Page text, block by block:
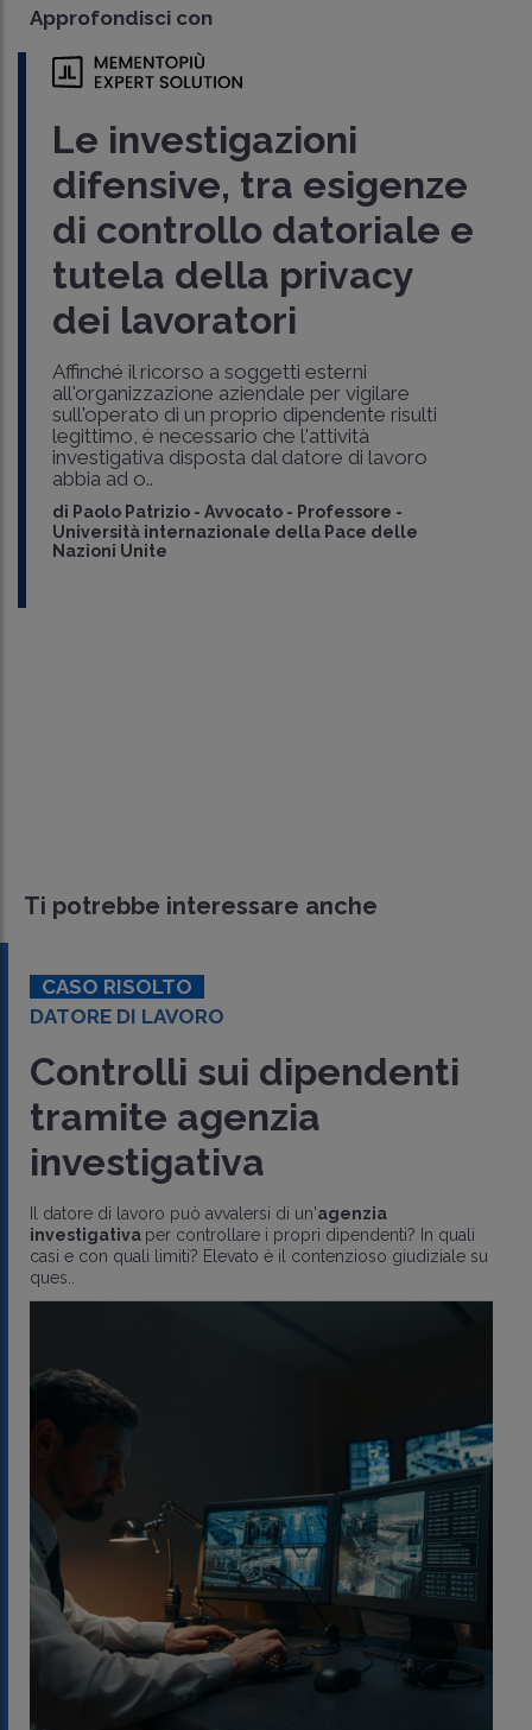
Approfondisci con
Le investigazioni
difensive, tra esigenze
di controllo datoriale e
tutela della privacy
dei lavoratori
Affinché il ricorso a soggetti esterni
all'organizzazione aziendale per vigilare
sull'operato di un proprio dipendente risulti
legittimo, è necessario che l'attività
investigativa disposta dal datore di lavoro
abbia ad o..
di Paolo Patrizio - Avvocato - Professore -
Università internazionale della Pace delle
Nazioni Unite
Ti potrebbe interessare anche
CASO RISOLTO
DATORE DI LAVORO
Controlli sui dipendenti
tramite agenzia
investigativa
Il datore di lavoro può avvalersi di un'agenzia
investigativa per controllare i propri dipendenti? In quali
casi e con quali limiti? Elevato è il contenzioso giudiziale su
ques..